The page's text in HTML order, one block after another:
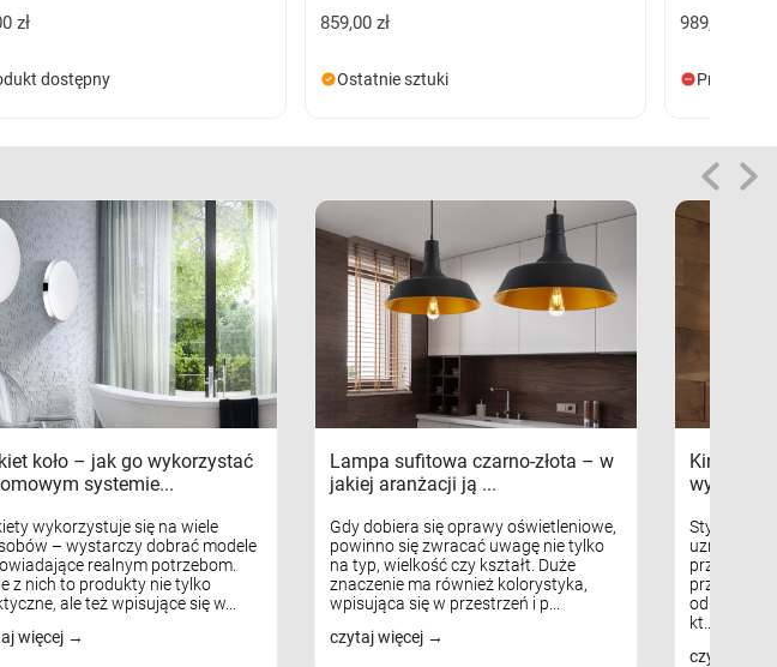
zł
dostępny
859,00 zł
Ostatnie sztuki
989,00 zł
Produkt
koło – jak go wykorzystać
systemie...
wykorzystuje się na wiele
– wystarczy dobrać modele
realnym potrzebom.
z nich to produkty nie tylko
ale też wpisujące się w...
więcej
Lampa sufitowa czarno-złota – w
jakiej aranżacji ją ...
Gdy dobiera się oprawy oświetleniowe,
powinno się zwracać uwagę nie tylko
na typ, wielkość czy kształt. Duże
znaczenie ma również kolorystyka,
wpisująca się w przestrzeń i p...
czytaj więcej
Kinkiety
Styl
uznaniem
kt...
czytaj